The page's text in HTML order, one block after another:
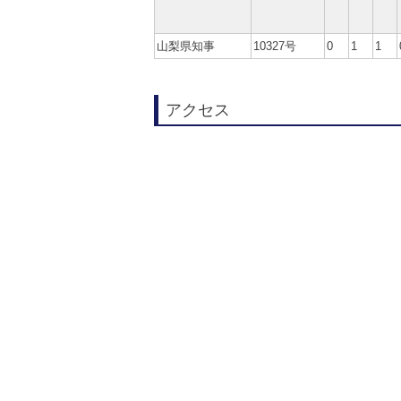
山梨県知事 10327号 0 1 1
アクセス